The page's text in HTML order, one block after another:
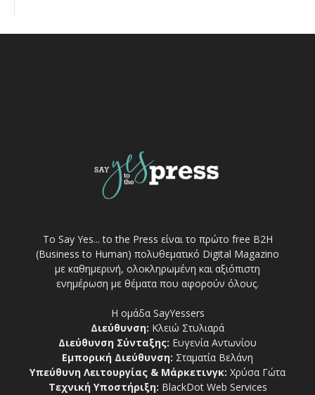
Το Say Yes... to the Press είναι το πρώτο free Β2Η
(Business to Human) πολυθεματικό Digital Magazino
με καθημερινή, ολοκληρωμένη και αξιόπιστη
ενημέρωση με θέματα που αφορούν όλους.
Η ομάδα SayYessers
Διεύθυνση: Κλειώ Στυλιαρά
Διεύθυνση Σύνταξης: Ευγενία Αντωνίου
Εμπορική Διεύθυνση: Σταματία Βελάνη
Υπεύθυνη Λειτουργίας & Μάρκετινγκ: Χρύσα Γώτα
Τεχνική Υποστήριξη: BlackDot Web Services